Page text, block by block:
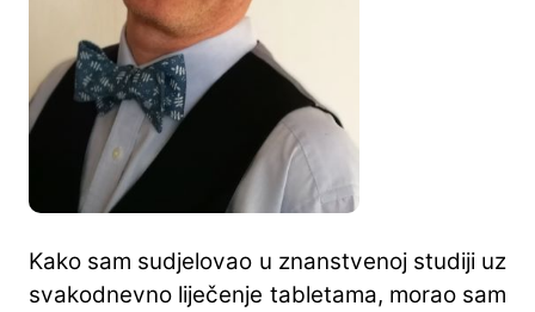
Kako sam sudjelovao u znanstvenoj studiji uz
svakodnevno liječenje tabletama, morao sam